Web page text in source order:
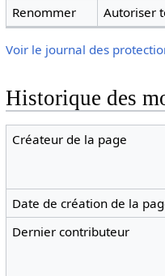
Renommer
Autoriser
Voir le journal des
Historique des
Créateur de la page
Date de création de la
Dernier contributeur